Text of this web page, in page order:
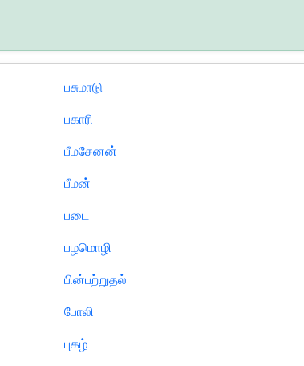
பசுமாடு
பகாரி
பீமசேனன்
பீமன்
படை
பழமொழி
பின்பற்றுதல்
போலி
புகழ்